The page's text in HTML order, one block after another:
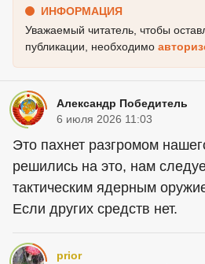
ИНФОРМАЦИЯ
Уважаемый читатель, чтобы
публикации, необходимо
Александр Победитель
6 июля 2026 11:03
Это пахнет разгромом
решились на это, нам
тактическим ядерным
Если других средств нет.
prior